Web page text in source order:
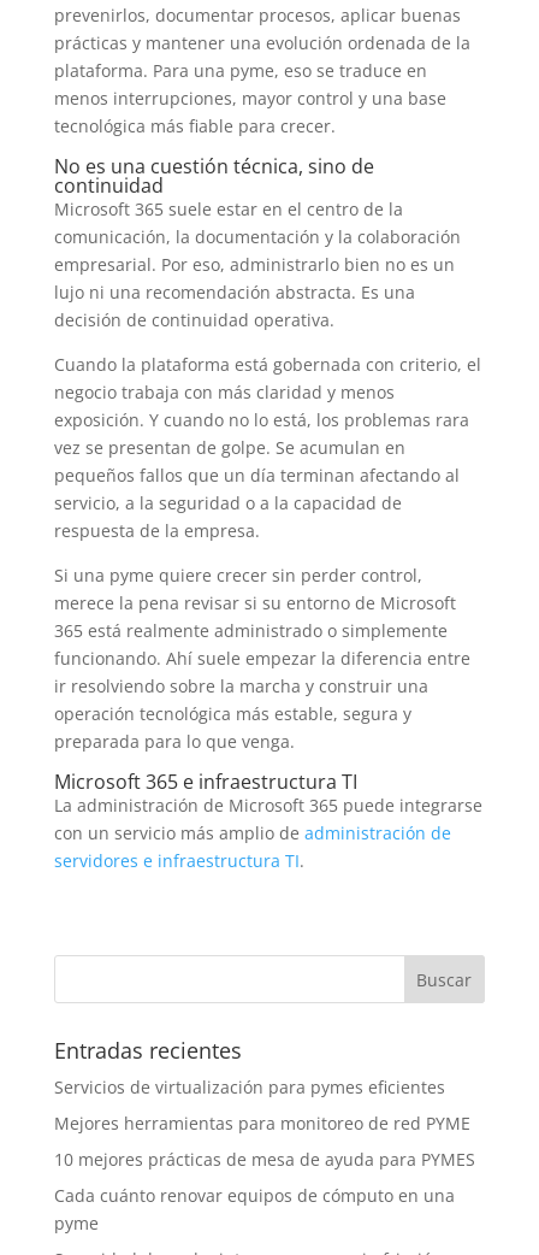
prevenirlos, documentar procesos, aplicar buenas
prácticas y mantener una evolución ordenada de la
plataforma. Para una pyme, eso se traduce en
menos interrupciones, mayor control y una base
tecnológica más fiable para crecer.
No es una cuestión técnica, sino de
continuidad
Microsoft 365 suele estar en el centro de la
comunicación, la documentación y la colaboración
empresarial. Por eso, administrarlo bien no es un
lujo ni una recomendación abstracta. Es una
decisión de continuidad operativa.
Cuando la plataforma está gobernada con criterio, el
negocio trabaja con más claridad y menos
exposición. Y cuando no lo está, los problemas rara
vez se presentan de golpe. Se acumulan en
pequeños fallos que un día terminan afectando al
servicio, a la seguridad o a la capacidad de
respuesta de la empresa.
Si una pyme quiere crecer sin perder control,
merece la pena revisar si su entorno de Microsoft
365 está realmente administrado o simplemente
funcionando. Ahí suele empezar la diferencia entre
ir resolviendo sobre la marcha y construir una
operación tecnológica más estable, segura y
preparada para lo que venga.
Microsoft 365 e infraestructura TI
La administración de Microsoft 365 puede integrarse
con un servicio más amplio de administración de
servidores e infraestructura TI.
Entradas recientes
Servicios de virtualización para pymes eficientes
Mejores herramientas para monitoreo de red PYME
10 mejores prácticas de mesa de ayuda para PYMES
Cada cuánto renovar equipos de cómputo en una
pyme